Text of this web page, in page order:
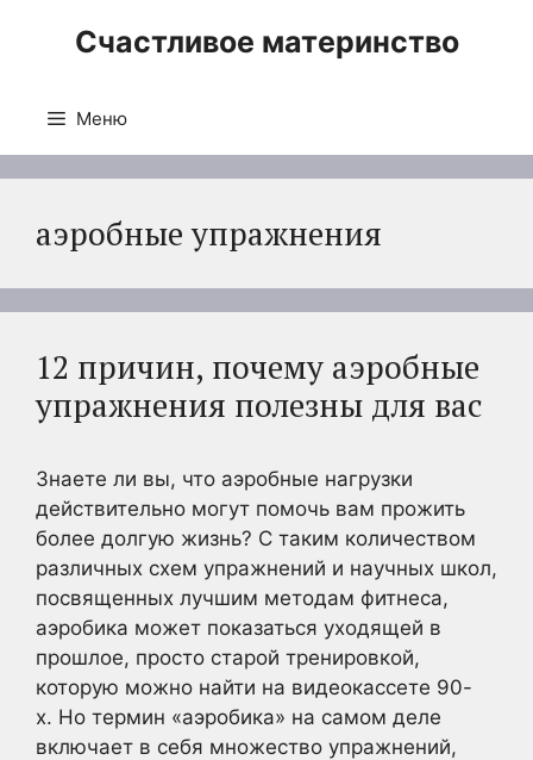
Счастливое материнство
Меню
аэробные упражнения
12 причин, почему аэробные
упражнения полезны для вас
Знаете ли вы, что аэробные нагрузки
действительно могут помочь вам прожить
более долгую жизнь? С таким количеством
различных схем упражнений и научных школ,
посвященных лучшим методам фитнеса,
аэробика может показаться уходящей в
прошлое, просто старой тренировкой,
которую можно найти на видеокассете 90-
х. Но термин «аэробика» на самом деле
включает в себя множество упражнений,